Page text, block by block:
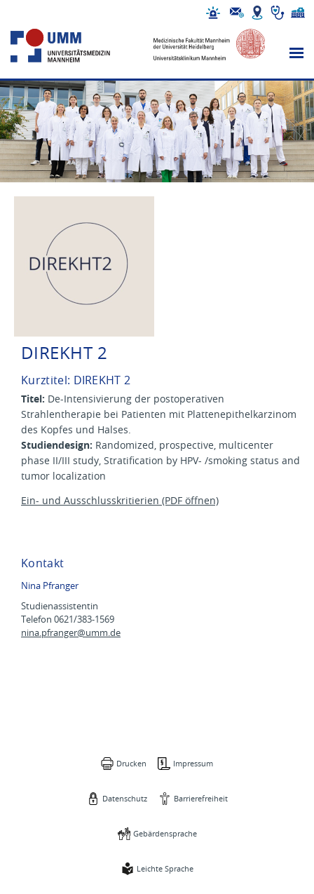
DIREKHT 2
Kurztitel: DIREKHT 2
Titel: De-Intensivierung der postoperativen
Strahlentherapie bei Patienten mit Plattenepithelkarzinom
des Kopfes und Halses.
Studiendesign: Randomized, prospective, multicenter
phase II/III study, Stratification by HPV- /smoking status and
tumor localization
Ein- und Ausschlusskritierien (PDF öffnen)
Kontakt
Nina Pfranger
Studienassistentin
Telefon 0621/383-1569
nina.pfranger@umm.de
Drucken Impressum
Datenschutz Barrierefreiheit
Gebärdensprache
Leichte Sprache